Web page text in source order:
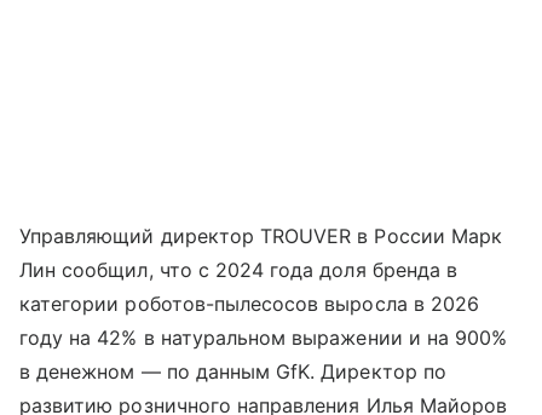
Управляющий директор TROUVER в России Марк
Лин сообщил, что с 2024 года доля бренда в
категории роботов-пылесосов выросла в 2026
году на 42% в натуральном выражении и на 900%
в денежном — по данным GfK. Директор по
развитию розничного направления Илья Майоров